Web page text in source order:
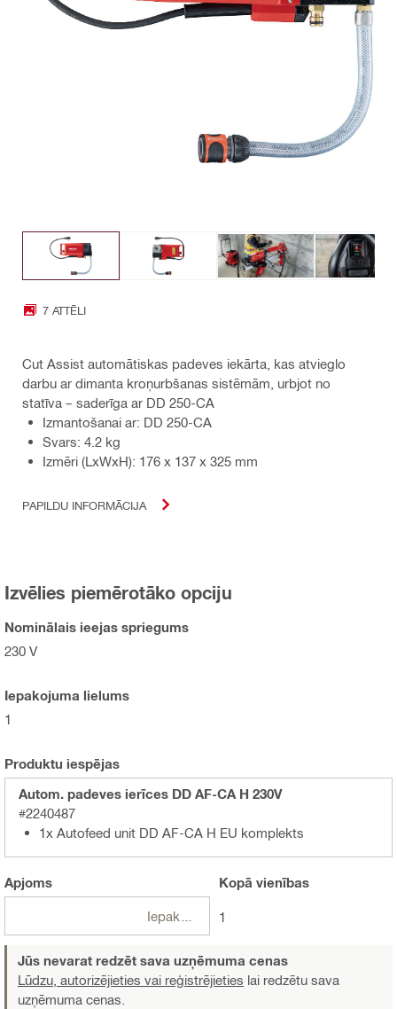
7 ATTĒLI
Cut Assist automātiskas padeves iekārta, kas atvieglo
darbu ar dimanta kroņurbšanas sistēmām, urbjot no
statīva – saderīga ar DD 250-CA
Izmantošanai ar: DD 250-CA
Svars: 4.2 kg
Izmēri (LxWxH): 176 x 137 x 325 mm
PAPILDU INFORMĀCIJA
Izvēlies piemērotāko opciju
Nominālais ieejas spriegums
230 V
Iepakojuma lielums
1
Produktu iespējas
Autom. padeves ierīces DD AF-CA H 230V
#2240487
1x Autofeed unit DD AF-CA H EU komplekts
Apjoms Kopā vienības
1
Jūs nevarat redzēt sava uzņēmuma cenas
Lūdzu, autorizējieties vai reģistrējieties lai redzētu sava
uzņēmuma cenas.